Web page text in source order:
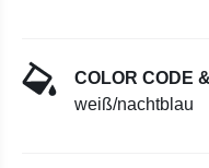
COLOR CODE
weiß/nachtblau